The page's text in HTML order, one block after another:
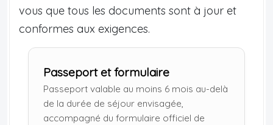
vous que tous les documents sont à jour et
conformes aux exigences.
Passeport et formulaire
Passeport valable au moins 6 mois au-delà
de la durée de séjour envisagée,
accompagné du formulaire officiel de